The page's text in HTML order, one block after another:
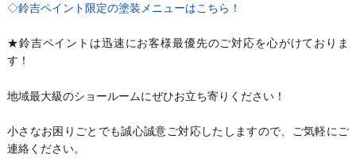
◇鈴吉ペイント限定の塗装メニューはこちら！
★鈴吉ペイントは迅速にお客様最優先のご対応を心がけておりま
す！
地域最大級のショールームにぜひお立ち寄りください！
小さなお困りごとでも誠心誠意ご対応したしますので、ご気軽にご
連絡ください。